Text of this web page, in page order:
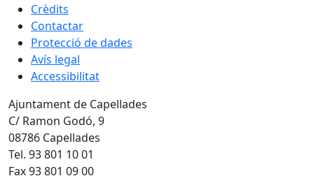
Crèdits
Contactar
Protecció de dades
Avís legal
Accessibilitat
Ajuntament de Capellades
C/ Ramon Godó, 9
08786 Capellades
Tel. 93 801 10 01
Fax 93 801 09 00